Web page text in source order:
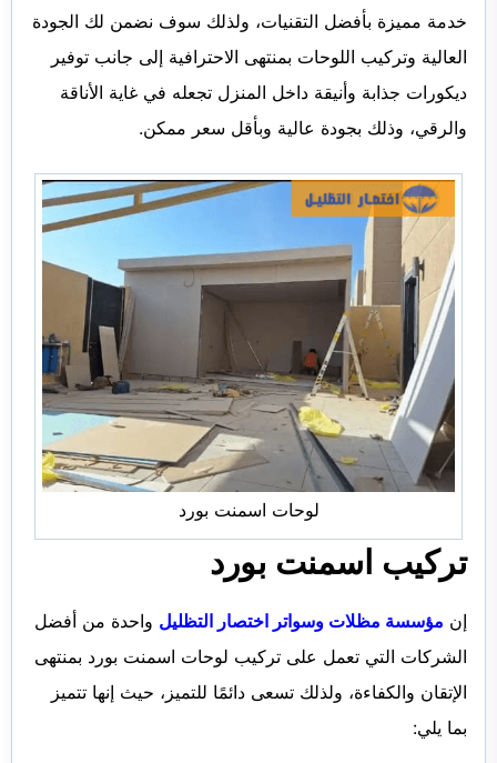
خدمة مميزة بأفضل التقنيات، ولذلك سوف نضمن لك الجودة
العالية وتركيب اللوحات بمنتهى الاحترافية إلى جانب توفير
ديكورات جذابة وأنيقة داخل المنزل تجعله في غاية الأناقة
والرقي، وذلك بجودة عالية وبأقل سعر ممكن.
لوحات اسمنت بورد
تركيب اسمنت بورد
إن مؤسسة مظلات وسواتر اختصار التظليل واحدة من أفضل
الشركات التي تعمل على تركيب لوحات اسمنت بورد بمنتهى
الإتقان والكفاءة، ولذلك تسعى دائمًا للتميز، حيث إنها تتميز
بما يلي: